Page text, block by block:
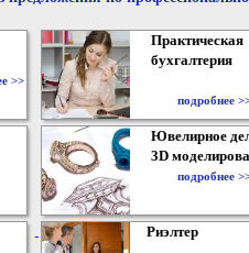
>>
Практическая
бухгалтерия
подробнее
Ювелирное
3D
подробнее
Риэлтер